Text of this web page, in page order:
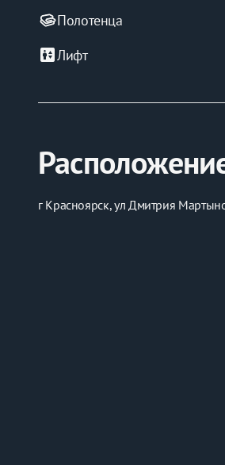
Полотенца
elevatorЛифт
г Красноярск, ул Дмитрия